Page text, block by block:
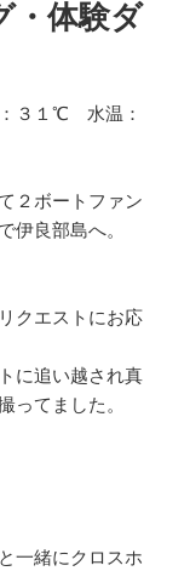
・体験ダ
３１℃ 水温：
２ボートファン
伊良部島へ。
クエストにお応
に追い越され真
ってました。
一緒にクロスホ